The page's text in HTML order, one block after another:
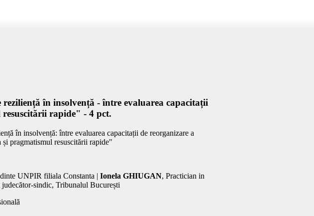
în insolvență - între evaluarea capacitații
rapide" - 4 pct.
în insolvență: între evaluarea capacitații de reorganizare a
pragmatismul resuscitării rapide"
UNPIR filiala Constanta | Ionela GHIUGAN, Practician in
sindic, Tribunalul București